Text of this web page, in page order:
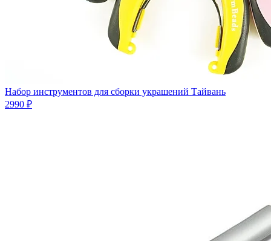
Набор инструментов для сборки украшений Тайвань
2990 ₽